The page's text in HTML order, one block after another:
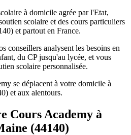
à domicile agrée par l'Etat,
scolaire et des cours particuliers
et partout en France.
conseillers analysent les besoins en
du CP jusqu'au lycée, et vous
scolaire personnalisée.
se déplacent à votre domicile à
et aux alentours.
Cours Academy à
(44140)